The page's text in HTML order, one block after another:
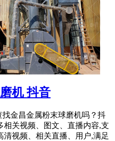
机 抖音
找金昌金属粉末球磨机吗？抖
相关视频、图文、直播内容,支
清视频、相关直播、用户,满足